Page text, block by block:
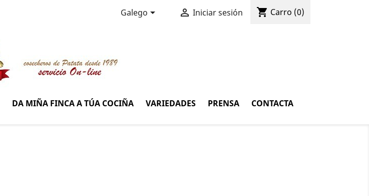
Galego  Iniciar sesión shopping_cart Carro (0)
DA MIÑA FINCA A TÚA COCIÑA VARIEDADES PRENSA CONTACTA